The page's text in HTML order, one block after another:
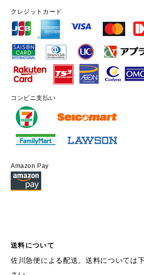
クレジットカード
コンビニ支払い
Amazon Pay
送料について
佐川急便による配送。送料については